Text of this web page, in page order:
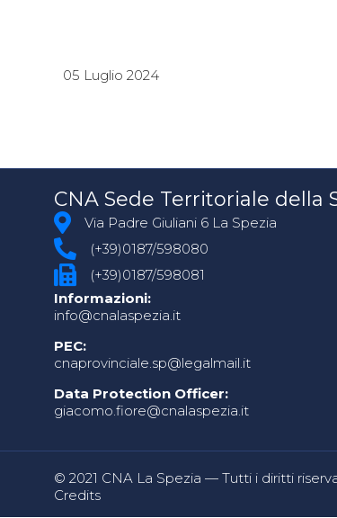
05 Luglio 2024
CNA Sede Territoriale della
Via Padre Giuliani 6 La Spezia
(+39)0187/598080
(+39)0187/598081
Informazioni:
info@cnalaspezia.it
PEC:
cnaprovinciale.sp@legalmail.it
Data Protection Officer:
giacomo.fiore@cnalaspezia.it
© 2021 CNA La Spezia — Tutti i diritti
Credits